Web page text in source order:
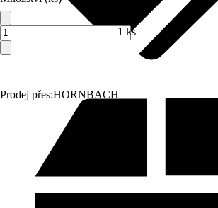
Prodej přes:HORNBACH
1 ks